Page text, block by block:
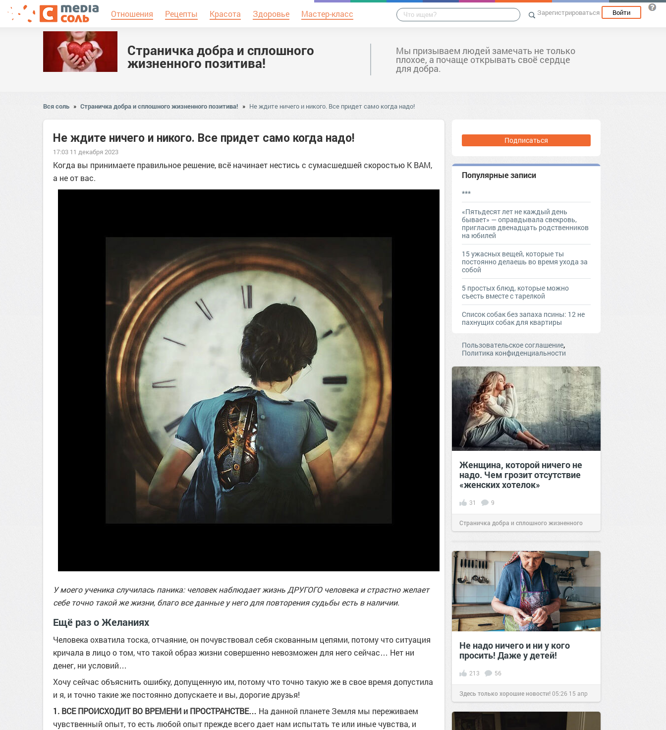
Отношения Рецепты Красота Здоровье Мастер-класс Зарегистрироваться Войти
Страничка добра и сплошного
жизненного позитива!
Мы призываем людей замечать не только
плохое, а почаще открывать своё сердце
для добра.
Вся соль » Страничка добра и сплошного жизненного позитива! » Не ждите ничего и никого. Все придет само когда надо!
Не ждите ничего и никого. Все придет само когда надо!
17:03 11 декабря 2023
Когда вы принимаете правильное решение, всё начинает нестись с сумасшедшей скоростью К ВАМ,
а не от вас.
У моего ученика случилась паника: человек наблюдает жизнь ДРУГОГО человека и страстно желает
себе точно такой же жизни, благо все данные у него для повторения судьбы есть в наличии.
Ещё раз о Желаниях
Человека охватила тоска, отчаяние, он почувствовал себя скованным цепями, потому что ситуация
кричала в лицо о том, что такой образ жизни совершенно невозможен для него сейчас… Нет ни
денег, ни условий…
Хочу сейчас объяснить ошибку, допущенную им, потому что точно такую же в свое время допустила
и я, и точно такие же постоянно допускаете и вы, дорогие друзья!
1. ВСЕ ПРОИСХОДИТ ВО ВРЕМЕНИ и ПРОСТРАНСТВЕ… На данной планете Земля мы переживаем
чувственный опыт, то есть любой опыт прежде всего дает нам испытать те или иные чувства, и
Подписаться
Популярные записи
***
«Пятьдесят лет не каждый день
бывает» — оправдывала свекровь,
пригласив двенадцать родственников
на юбилей
15 ужасных вещей, которые ты
постоянно делаешь во время ухода за
собой
5 простых блюд, которые можно
съесть вместе с тарелкой
Список собак без запаха псины: 12 не
пахнущих собак для квартиры
Пользовательское соглашение,
Политика конфиденциальности
Женщина, которой ничего не
надо. Чем грозит отсутствие
«женских хотелок»
31 9
Страничка добра и сплошного жизненного
Не надо ничего и ни у кого
просить! Даже у детей!
213 56
Здесь только хорошие новости!05:26 15 апр
2021